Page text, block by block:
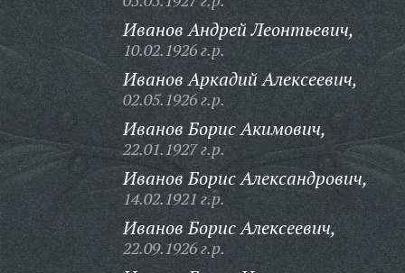
Иванов Андрей Леонтьевич,
10.02.1926 г.р.
Иванов Аркадий Алексеевич,
02.05.1926 г.р.
Иванов Борис Акимович,
22.01.1927 г.р.
Иванов Борис Александрович,
14.02.1921 г.р.
Иванов Борис Алексеевич,
22.09.1926 г.р.